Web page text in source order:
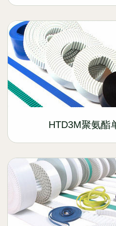
HTD3M聚氨酯